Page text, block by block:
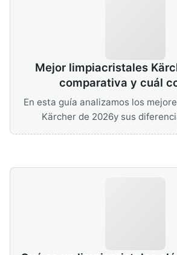
Mejor limpiacristales
comparativa y cuál
En esta guía analizamos los
Kärcher de 2026y sus